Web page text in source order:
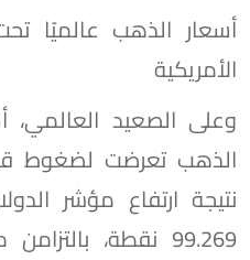
أسعار الذهب عالميًا
الأمريكية
وعلى الصعيد العالمي،
الذهب تعرضت لضغوط
نتيجة ارتفاع مؤشر
99.269 نقطة،